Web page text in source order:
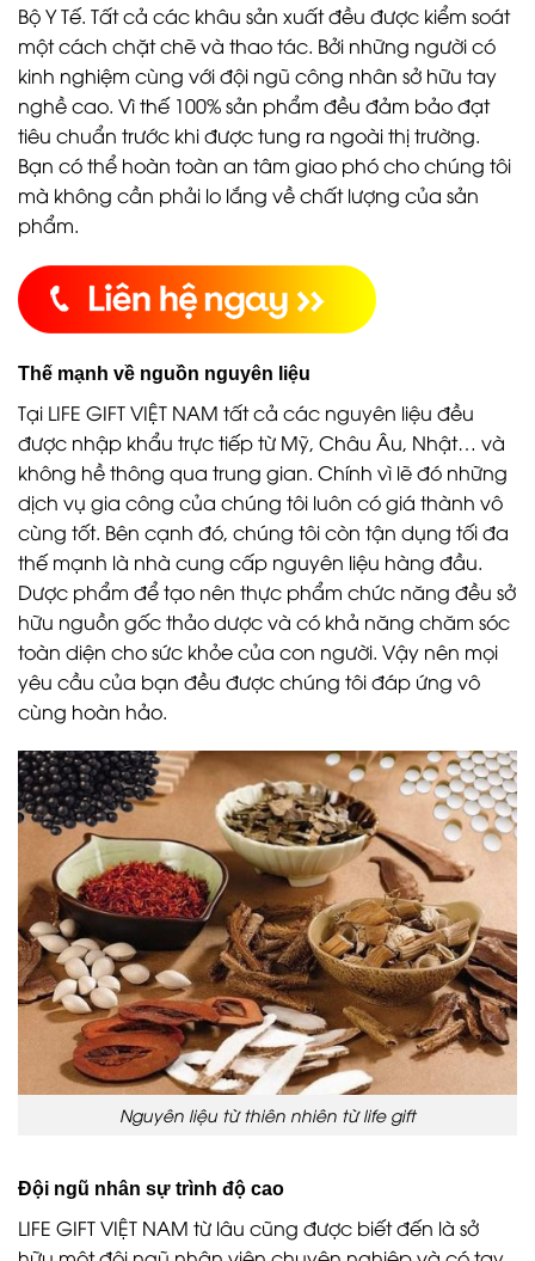
Bộ Y Tế. Tất cả các khâu sản xuất đều được kiểm soát
một cách chặt chẽ và thao tác. Bởi những người có
kinh nghiệm cùng với đội ngũ công nhân sở hữu tay
nghề cao. Vì thế 100% sản phẩm đều đảm bảo đạt
tiêu chuẩn trước khi được tung ra ngoài thị trường.
Bạn có thể hoàn toàn an tâm giao phó cho chúng tôi
mà không cần phải lo lắng về chất lượng của sản
phẩm.
Thế mạnh về nguồn nguyên liệu
Tại LIFE GIFT VIỆT NAM tất cả các nguyên liệu đều
được nhập khẩu trực tiếp từ Mỹ, Châu Âu, Nhật… và
không hề thông qua trung gian. Chính vì lẽ đó những
dịch vụ gia công của chúng tôi luôn có giá thành vô
cùng tốt. Bên cạnh đó, chúng tôi còn tận dụng tối đa
thế mạnh là nhà cung cấp nguyên liệu hàng đầu.
Dược phẩm để tạo nên thực phẩm chức năng đều sở
hữu nguồn gốc thảo dược và có khả năng chăm sóc
toàn diện cho sức khỏe của con người. Vậy nên mọi
yêu cầu của bạn đều được chúng tôi đáp ứng vô
cùng hoàn hảo.
Nguyên liệu từ thiên nhiên từ life gift
Đội ngũ nhân sự trình độ cao
LIFE GIFT VIỆT NAM từ lâu cũng được biết đến là sở